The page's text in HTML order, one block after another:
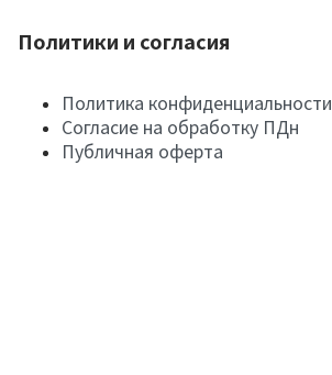
Политики и согласия
Политика конфиденциальности
Согласие на обработку ПДн
Публичная оферта